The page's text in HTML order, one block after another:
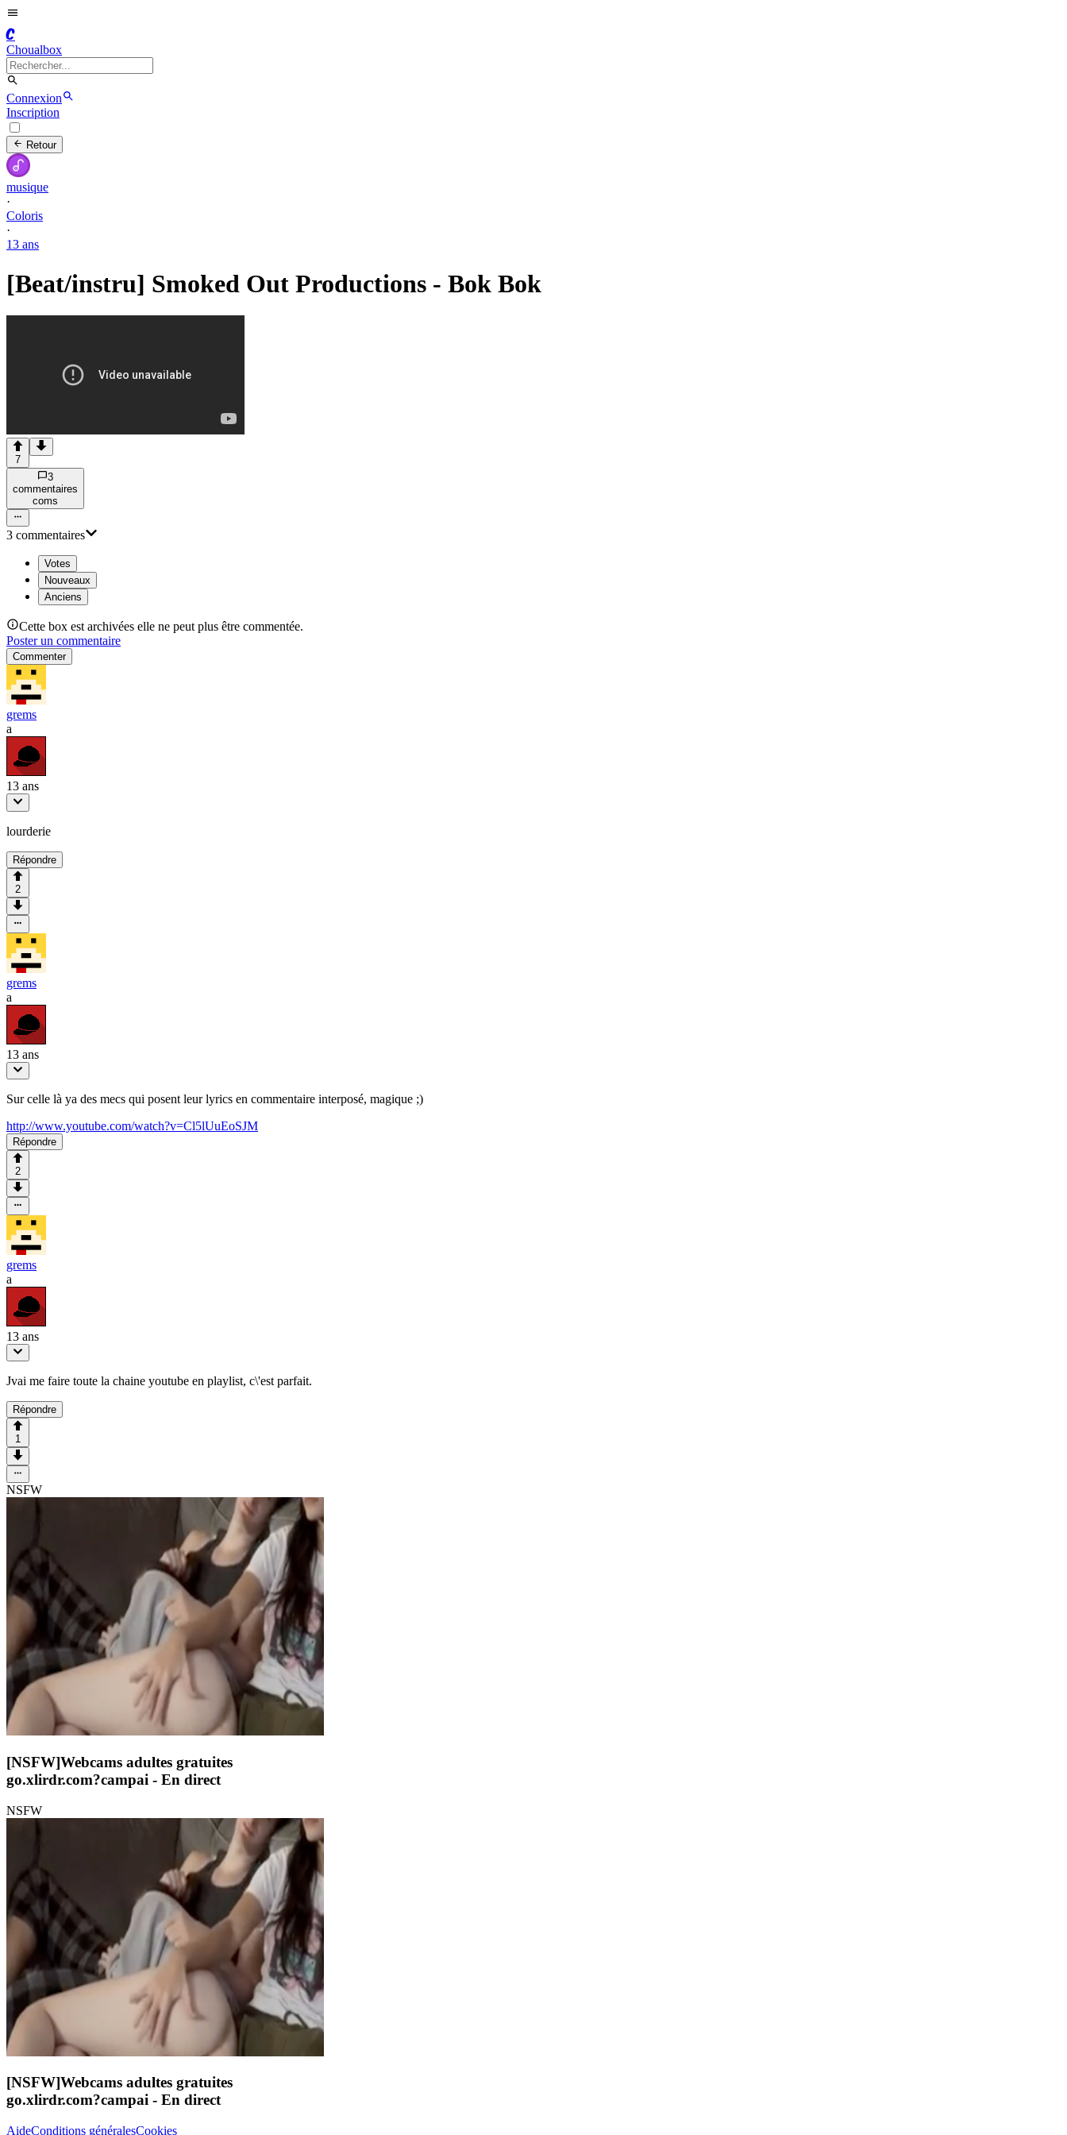
C
Choualbox
Connexion
Inscription
Retour
musique
·
Coloris
·
13 ans
[Beat/instru] Smoked Out Productions - Bok Bok
7
3
commentaires
coms
3 commentaires
Votes
Nouveaux
Anciens
Cette box est archivées elle ne peut plus être commentée.
Poster un commentaire
Commenter
grems
a
13 ans
lourderie
Répondre
2
grems
a
13 ans
Sur celle là ya des mecs qui posent leur lyrics en commentaire interposé, magique ;)
http://www.youtube.com/watch?v=Cl5lUuEoSJM
Répondre
2
grems
a
13 ans
Jvai me faire toute la chaine youtube en playlist, c\'est parfait.
Répondre
1
NSFW
[NSFW]Webcams adultes gratuites
go.xlirdr.com?campai - En direct
NSFW
[NSFW]Webcams adultes gratuites
go.xlirdr.com?campai - En direct
AideConditions généralesCookies